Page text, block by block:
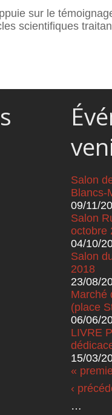
sur le
scientifiques
Salon
Blancs-
09/11/
Salon
octobre
04/10/
Salon
2018
23/08/
Marché
(place
06/06/
LIVRE
15/03/
«
‹
…